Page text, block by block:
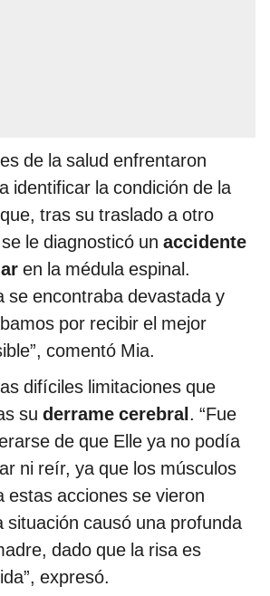
de la salud enfrentaron
identificar la condición de la
tras su traslado a otro
le diagnosticó un accidente
en la médula espinal.
se encontraba devastada y
por recibir el mejor
comentó Mia.
difíciles limitaciones que
su derrame cerebral. “Fue
de que Elle ya no podía
ni reír, ya que los músculos
estas acciones se vieron
situación causó una profunda
dado que la risa es
expresó.